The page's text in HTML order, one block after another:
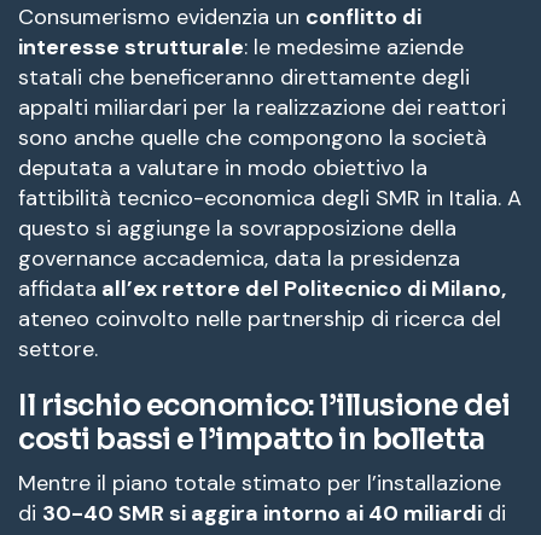
Consumerismo evidenzia un conflitto di
interesse strutturale: le medesime aziende
statali che beneficeranno direttamente degli
appalti miliardari per la realizzazione dei reattori
sono anche quelle che compongono la società
deputata a valutare in modo obiettivo la
fattibilità tecnico-economica degli SMR in Italia. A
questo si aggiunge la sovrapposizione della
governance accademica, data la presidenza
affidata all’ex rettore del Politecnico di Milano,
ateneo coinvolto nelle partnership di ricerca del
settore.
Il rischio economico: l’illusione dei
costi bassi e l’impatto in bolletta
Mentre il piano totale stimato per l’installazione
di 30-40 SMR si aggira intorno ai 40 miliardi di